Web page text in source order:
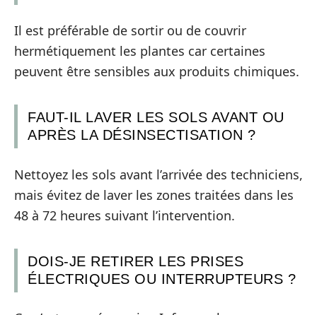
Il est préférable de sortir ou de couvrir
hermétiquement les plantes car certaines
peuvent être sensibles aux produits chimiques.
FAUT-IL LAVER LES SOLS AVANT OU
APRÈS LA DÉSINSECTISATION ?
Nettoyez les sols avant l’arrivée des techniciens,
mais évitez de laver les zones traitées dans les
48 à 72 heures suivant l’intervention.
DOIS-JE RETIRER LES PRISES
ÉLECTRIQUES OU INTERRUPTEURS ?